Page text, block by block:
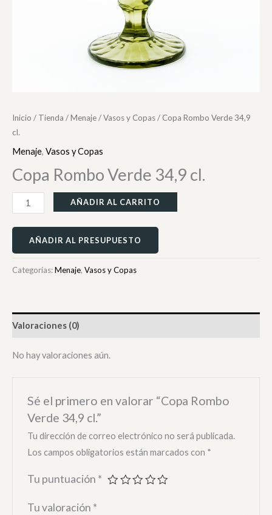
Inicio / Tienda /Menaje/Vasos y Copas/ Copa Rombo Verde 34,9
cl.
Menaje, Vasos y Copas
Copa Rombo Verde 34,9 cl.
AÑADIR AL CARRITO
AÑADIR AL PRESUPUESTO
Categorías:Menaje, Vasos y Copas
Valoraciones (0)
No hay valoraciones aún.
Sé el primero en valorar “Copa Rombo
Verde 34,9 cl.”
Tu dirección de correo electrónico no será publicada.
Los campos obligatorios están marcados con *
Tu puntuación *
Tu valoración *